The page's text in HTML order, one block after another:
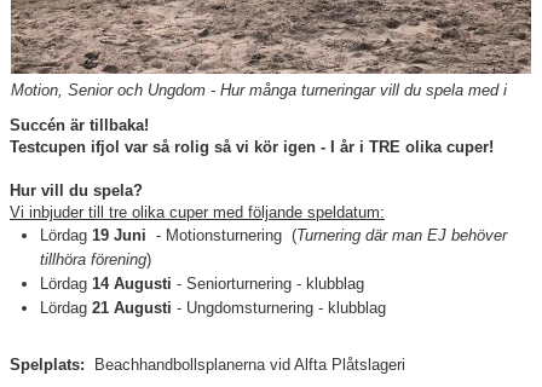
TABELL
Motion, Senior och Ungdom - Hur många turneringar vill du spela med i
Succén är tillbaka!
Testcupen ifjol var så rolig så vi kör igen - I år i TRE olika cuper!
Hur vill du spela?
Vi inbjuder till tre olika cuper med följande speldatum:
Lördag 19 Juni - Motionsturnering (Turnering där man EJ behöver
tillhöra förening)
Lördag 14 Augusti - Seniorturnering - klubblag
Lördag 21 Augusti - Ungdomsturnering - klubblag
Spelplats: Beachhandbollsplanerna vid Alfta Plåtslageri